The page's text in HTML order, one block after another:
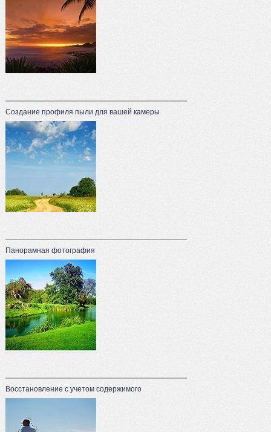
Создание профиля пыли для вашей камеры
Панорамная фотография
Восстановление с учетом содержимого